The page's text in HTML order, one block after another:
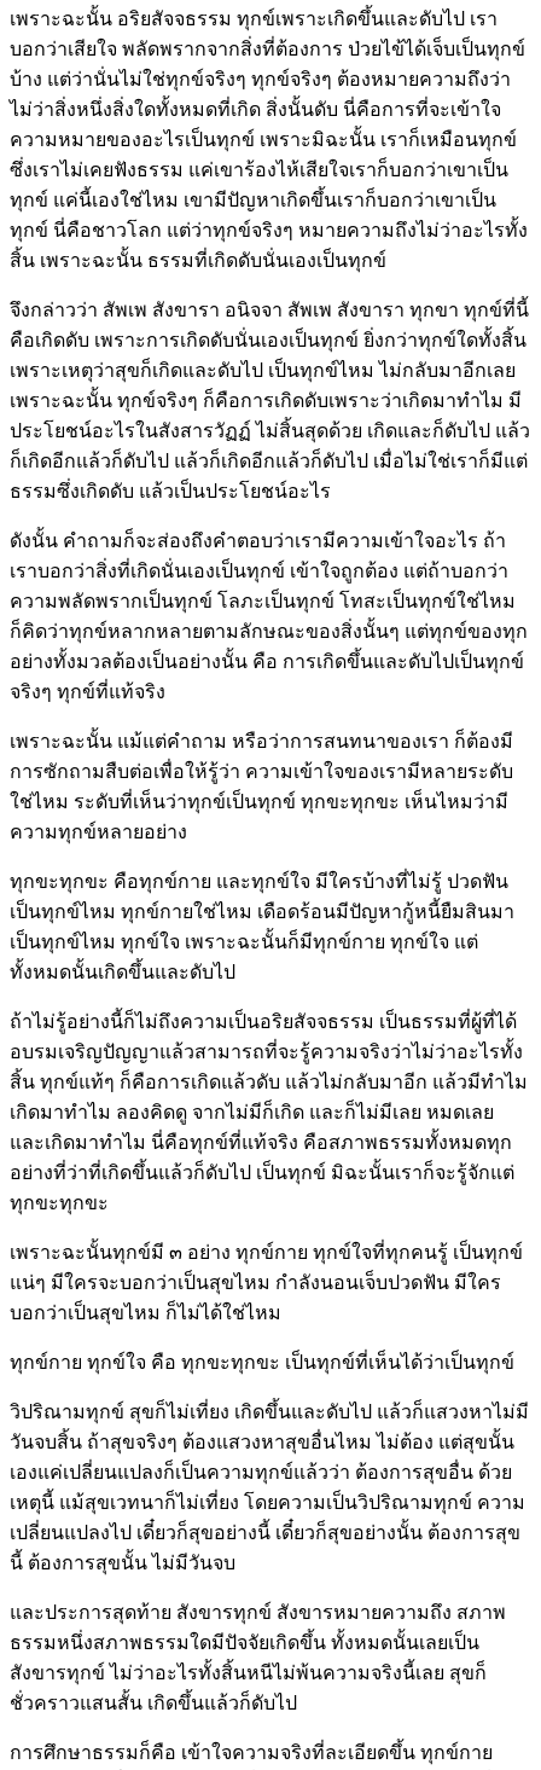
เพราะฉะนั้น อริยสัจจธรรม ทุกข์เพราะเกิดขึ้นและดับไป เรา
บอกว่าเสียใจ พลัดพรากจากสิ่งที่ต้องการ ป่วยไข้ได้เจ็บเป็นทุกข์
บ้าง แต่ว่านั่นไม่ใช่ทุกข์จริงๆ ทุกข์จริงๆ ต้องหมายความถึงว่า
ไม่ว่าสิ่งหนึ่งสิ่งใดทั้งหมดที่เกิด สิ่งนั้นดับ นี่คือการที่จะเข้าใจ
ความหมายของอะไรเป็นทุกข์ เพราะมิฉะนั้น เราก็เหมือนทุกข์
ซึ่งเราไม่เคยฟังธรรม แค่เขาร้องไห้เสียใจเราก็บอกว่าเขาเป็น
ทุกข์ แค่นี้เองใช่ไหม เขามีปัญหาเกิดขึ้นเราก็บอกว่าเขาเป็น
ทุกข์ นี่คือชาวโลก แต่ว่าทุกข์จริงๆ หมายความถึงไม่ว่าอะไรทั้ง
สิ้น เพราะฉะนั้น ธรรมที่เกิดดับนั่นเองเป็นทุกข์
จึงกล่าวว่า สัพเพ สังขารา อนิจจา สัพเพ สังขารา ทุกขา ทุกข์ที่นี้
คือเกิดดับ เพราะการเกิดดับนั่นเองเป็นทุกข์ ยิ่งกว่าทุกข์ใดทั้งสิ้น
เพราะเหตุว่าสุขก็เกิดและดับไป เป็นทุกข์ไหม ไม่กลับมาอีกเลย
เพราะฉะนั้น ทุกข์จริงๆ ก็คือการเกิดดับเพราะว่าเกิดมาทำไม มี
ประโยชน์อะไรในสังสารวัฏฏ์ ไม่สิ้นสุดด้วย เกิดและก็ดับไป แล้ว
ก็เกิดอีกแล้วก็ดับไป แล้วก็เกิดอีกแล้วก็ดับไป เมื่อไม่ใช่เราก็มีแต่
ธรรมซึ่งเกิดดับ แล้วเป็นประโยชน์อะไร
ดังนั้น คำถามก็จะส่องถึงคำตอบว่าเรามีความเข้าใจอะไร ถ้า
เราบอกว่าสิ่งที่เกิดนั่นเองเป็นทุกข์ เข้าใจถูกต้อง แต่ถ้าบอกว่า
ความพลัดพรากเป็นทุกข์ โลภะเป็นทุกข์ โทสะเป็นทุกข์ใช่ไหม
ก็คิดว่าทุกข์หลากหลายตามลักษณะของสิ่งนั้นๆ แต่ทุกข์ของทุก
อย่างทั้งมวลต้องเป็นอย่างนั้น คือ การเกิดขึ้นและดับไปเป็นทุกข์
จริงๆ ทุกข์ที่แท้จริง
เพราะฉะนั้น แม้แต่คำถาม หรือว่าการสนทนาของเรา ก็ต้องมี
การซักถามสืบต่อเพื่อให้รู้ว่า ความเข้าใจของเรามีหลายระดับ
ใช่ไหม ระดับที่เห็นว่าทุกข์เป็นทุกข์ ทุกขะทุกขะ เห็นไหมว่ามี
ความทุกข์หลายอย่าง
ทุกขะทุกขะ คือทุกข์กาย และทุกข์ใจ มีใครบ้างที่ไม่รู้ ปวดฟัน
เป็นทุกข์ไหม ทุกข์กายใช่ไหม เดือดร้อนมีปัญหากู้หนี้ยืมสินมา
เป็นทุกข์ไหม ทุกข์ใจ เพราะฉะนั้นก็มีทุกข์กาย ทุกข์ใจ แต่
ทั้งหมดนั้นเกิดขึ้นและดับไป
ถ้าไม่รู้อย่างนี้ก็ไม่ถึงความเป็นอริยสัจจธรรม เป็นธรรมที่ผู้ที่ได้
อบรมเจริญปัญญาแล้วสามารถที่จะรู้ความจริงว่าไม่ว่าอะไรทั้ง
สิ้น ทุกข์แท้ๆ ก็คือการเกิดแล้วดับ แล้วไม่กลับมาอีก แล้วมีทำไม
เกิดมาทำไม ลองคิดดู จากไม่มีก็เกิด และก็ไม่มีเลย หมดเลย
และเกิดมาทำไม นี่คือทุกข์ที่แท้จริง คือสภาพธรรมทั้งหมดทุก
อย่างที่ว่าที่เกิดขึ้นแล้วก็ดับไป เป็นทุกข์ มิฉะนั้นเราก็จะรู้จักแต่
ทุกขะทุกขะ
เพราะฉะนั้นทุกข์มี ๓ อย่าง ทุกข์กาย ทุกข์ใจที่ทุกคนรู้ เป็นทุกข์
แน่ๆ มีใครจะบอกว่าเป็นสุขไหม กำลังนอนเจ็บปวดฟัน มีใคร
บอกว่าเป็นสุขไหม ก็ไม่ได้ใช่ไหม
ทุกข์กาย ทุกข์ใจ คือ ทุกขะทุกขะ เป็นทุกข์ที่เห็นได้ว่าเป็นทุกข์
วิปริณามทุกข์ สุขก็ไม่เที่ยง เกิดขึ้นและดับไป แล้วก็แสวงหาไม่มี
วันจบสิ้น ถ้าสุขจริงๆ ต้องแสวงหาสุขอื่นไหม ไม่ต้อง แต่สุขนั้น
เองแค่เปลี่ยนแปลงก็เป็นความทุกข์แล้วว่า ต้องการสุขอื่น ด้วย
เหตุนี้ แม้สุขเวทนาก็ไม่เที่ยง โดยความเป็นวิปริณามทุกข์ ความ
เปลี่ยนแปลงไป เดี๋ยวก็สุขอย่างนี้ เดี๋ยวก็สุขอย่างนั้น ต้องการสุข
นี้ ต้องการสุขนั้น ไม่มีวันจบ
และประการสุดท้าย สังขารทุกข์ สังขารหมายความถึง สภาพ
ธรรมหนึ่งสภาพธรรมใดมีปัจจัยเกิดขึ้น ทั้งหมดนั้นเลยเป็น
สังขารทุกข์ ไม่ว่าอะไรทั้งสิ้นหนีไม่พ้นความจริงนี้เลย สุขก็
ชั่วคราวแสนสั้น เกิดขึ้นแล้วก็ดับไป
การศึกษาธรรมก็คือ เข้าใจความจริงที่ละเอียดขึ้น ทุกข์กาย